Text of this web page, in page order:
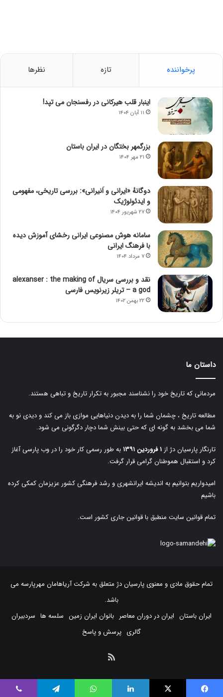
پرخواننده تازه نظرها
اینبار قلب هیرکانی در رفسنجان می تپد!
۱۱ آبان ۱۴۰۴
بزرگمهر بختگان در ایران باستان
۲۱ مهر ۱۴۰۴
دوگانهٔ «ایرانی و اَنیرانی»: بررسی تاریخی، مفهومی
و ایدئولوژیک
۲۷ شهریور ۱۴۰۴
سامانه هوش مصنوعی ایرانی رخشای آموزش دیده
با فرهنگ ایرانی
۷ مرداد ۱۴۰۴
نقد و بررسی سریال alexanser : the making of
a god – تریلر زیرنویس فارسی
۲۲ بهمن ۱۴۰۲
داستان ما
مردمانی که تاریخ خود را نشناسند مجبور به تکرار تاریخ و تباهی هستند.
مطالعه تاریخ ، چشمان شما را به دیدن دنیاهایی موازی باز می کند و دیدی نو به
شما می بخشد به گونه ای که حتی بینش شما دچار دگرگونی می شود.
تارنگار پارسیان دژ از ۱ فروردین ۱۳۹۱
به طور رسمی کار خود را در وب پارسی آغاز
کرد و استقبال هموطنان گرامی قرار گرفت.
امیدواریم بتوانیم به اندیشه ایرانشهری و رشد فرهنگی کشور عزیزمان کمکی کرده
باشیم
تمام قوانین سایت منطبق با قوانین جاری کشور است.
تمام حقوق مادی و معنوی پارسیان دژ متعلق به شرکت آریاهامان مهرپارسه می
باشد.
ایران باستان ایران در دوران معاصر بانوان ایران زمین سلسه ها سردبیران
گالری پرسش و پاسخ
خوراک